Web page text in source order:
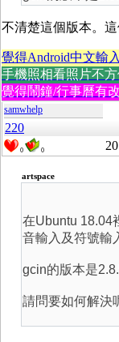
不清楚這個版本。這
覺得Android中文輸
手機照相看照片不
覺得鬧鐘/行事曆有
samwhelp
220
0 0
artspace
在Ubuntu 18.04
音輸入及符號輸
gcin的版本是
請問要如何解決